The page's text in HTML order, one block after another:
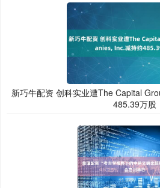
新巧牛配资 创科实业遭The Capital
485.39万股